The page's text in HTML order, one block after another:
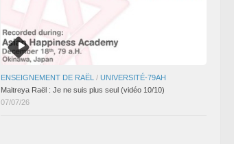
ENSEIGNEMENT DE RAËL / UNIVERSITÉ-79AH
Maitreya Raël : Je ne suis plus seul (vidéo 10/10)
07/07/26